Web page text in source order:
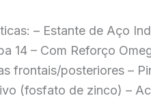
– Estante de Aço
14 – Com Reforço
frontais/posteriores –
(fosfato de zinco) –